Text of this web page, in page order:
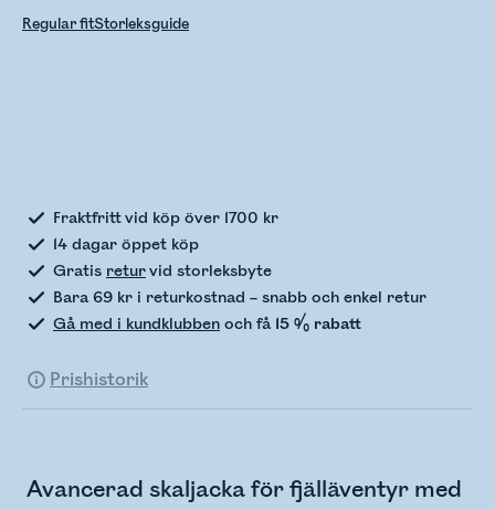
Regular fitStorleksguide
Fraktfritt vid köp över 1700 kr
14 dagar öppet köp
Gratis returvid storleksbyte
Bara 69 kr i returkostnad – snabb och enkel retur
Gå med i kundklubben och få 15 % rabatt
Prishistorik
Avancerad skaljacka för fjälläventyr med